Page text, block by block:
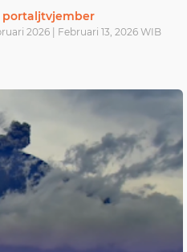
portaljtvjember
2026 | Februari 13, 2026 WIB